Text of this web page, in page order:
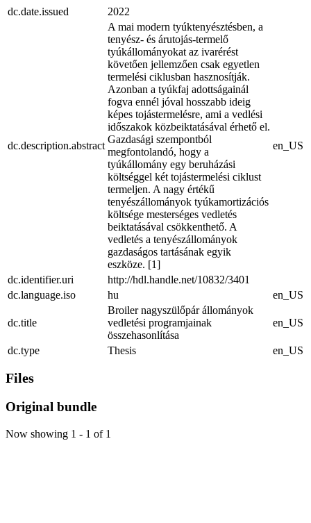
dc.date.issued
2022
dc.description.abstract
A mai modern tyúktenyésztésben, a
tenyész- és árutojás-termelő
tyúkállományokat az ivarérést
követően jellemzően csak egyetlen
termelési ciklusban hasznosítják.
Azonban a tyúkfaj adottságainál
fogva ennél jóval hosszabb ideig
képes tojástermelésre, ami a vedlési
időszakok közbeiktatásával érhető el.
Gazdasági szempontból
megfontolandó, hogy a
tyúkállomány egy beruházási
költséggel két tojástermelési ciklust
termeljen. A nagy értékű
tenyészállományok tyúkamortizációs
költsége mesterséges vedletés
beiktatásával csökkenthető. A
vedletés a tenyészállományok
gazdaságos tartásának egyik
eszköze. [1]
en_US
dc.identifier.uri
http://hdl.handle.net/10832/3401
dc.language.iso
hu en_US
dc.title
Broiler nagyszülőpár állományok
vedletési programjainak
összehasonlítása
en_US
dc.type Thesis en_US
Files
Original bundle
Now showing 1 - 1 of 1